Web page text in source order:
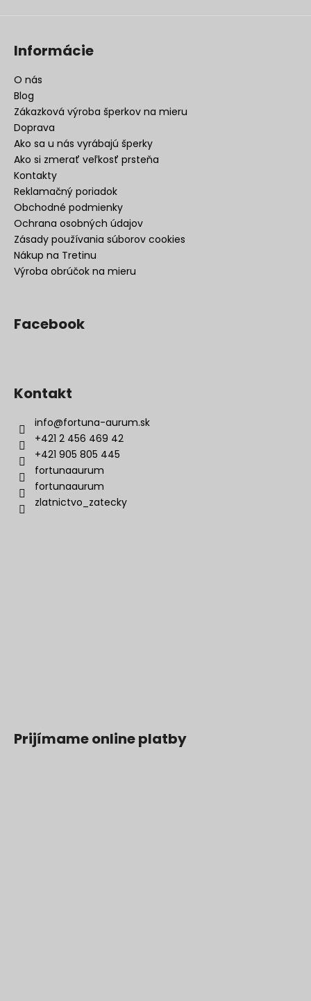
Informácie
O nás
Blog
Zákazková výroba šperkov na mieru
Doprava
Ako sa u nás vyrábajú šperky
Ako si zmerať veľkosť prsteňa
Kontakty
Reklamačný poriadok
Obchodné podmienky
Ochrana osobných údajov
Zásady používania súborov cookies
Nákup na Tretinu
Výroba obrúčok na mieru
Facebook
Kontakt
info@fortuna-aurum.sk
+421 2 456 469 42
+421 905 805 445
fortunaaurum
fortunaaurum
zlatnictvo_zatecky
Prijímame online platby